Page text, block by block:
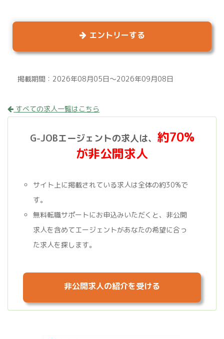
エントリーする
掲載期間：2026年08月05日～2026年09月08日
すべての求人一覧はこちら
G-JOBエージェントの求人は、 約70%
が非公開求人
サイト上に掲載されている求人は全体の約30%で
す。
無料転職サポートにお申込みいただくと、非公開
求人を含めてエージェントがあなたの希望に合っ
た求人を探します。
非公開求人の紹介を受ける